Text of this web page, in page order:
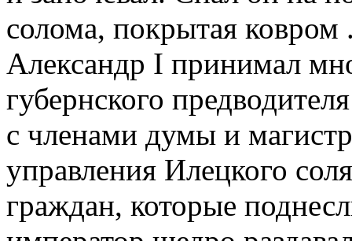
солома, покрытая
Александр I принимал
губернского
с членами думы и
управления Илецкого
граждан, которые